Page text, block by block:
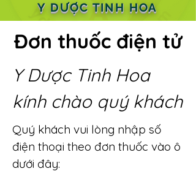
Y DƯỢC TINH HOA
Đơn thuốc điện tử
Y Dược Tinh Hoa
kính chào quý khách
Quý khách vui lòng nhập số
điện thoại theo đơn thuốc vào ô
dưới đây: